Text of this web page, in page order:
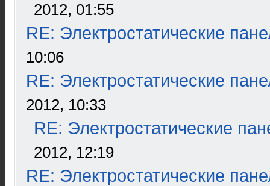
2012, 01:55
RE: Электростатические
10:06
RE: Электростатические
2012, 10:33
RE: Электростатические
2012, 12:19
RE: Электростатические